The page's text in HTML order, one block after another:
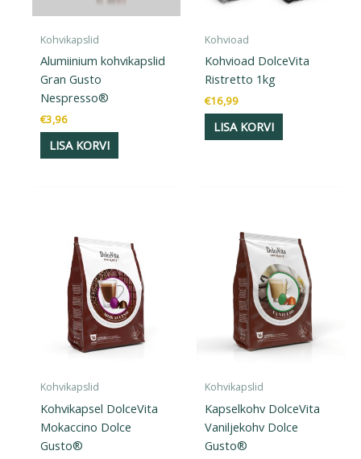
Kohvikapslid
Alumiinium kohvikapslid
Gran Gusto
Nespresso®
€3,96
LISA KORVI
Kohvioad
Kohvioad DolceVita
Ristretto 1kg
€16,99
LISA KORVI
Kohvikapslid
Kohvikapsel DolceVita
Mokaccino Dolce
Gusto®
Kohvikapslid
Kapselkohv DolceVita
Vaniljekohv Dolce
Gusto®